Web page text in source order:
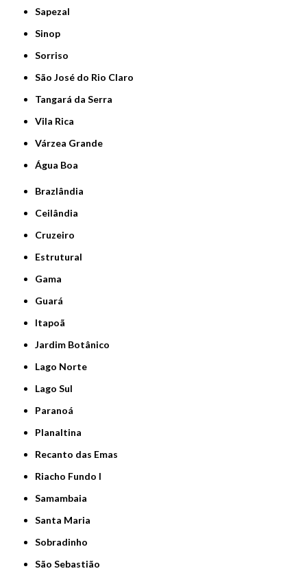
Sapezal
Sinop
Sorriso
São José do Rio Claro
Tangará da Serra
Vila Rica
Várzea Grande
Água Boa
Brazlândia
Ceilândia
Cruzeiro
Estrutural
Gama
Guará
Itapoã
Jardim Botânico
Lago Norte
Lago Sul
Paranoá
Planaltina
Recanto das Emas
Riacho Fundo I
Samambaia
Santa Maria
Sobradinho
São Sebastião